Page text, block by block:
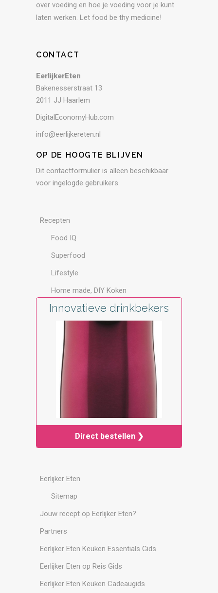
over voeding en hoe je voeding voor je kunt
laten werken. Let food be thy medicine!
CONTACT
EerlijkerEten
Bakenesserstraat 13
2011 JJ Haarlem
DigitalEconomyHub.com
info@eerlijkereten.nl
OP DE HOOGTE BLIJVEN
Dit contactformulier is alleen beschikbaar
voor ingelogde gebruikers.
Recepten
Food IQ
Superfood
Lifestyle
Home made, DIY Koken
Innovatieve drinkbekers
Direct bestellen ❯
Eerlijker Eten
Sitemap
Jouw recept op Eerlijker Eten?
Partners
Eerlijker Eten Keuken Essentials Gids
Eerlijker Eten op Reis Gids
Eerlijker Eten Keuken Cadeaugids